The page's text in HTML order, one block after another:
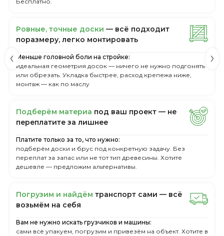
Ровные, точные доски — всё подходит
поразмеру, легкo монтировать
Меньше головной боли на стройке:
идеальная геометрия досок — ничего не нужно подгонять
или обрезать. Укладка быстрее, расход крепежа ниже,
монтаж — как по маслу
Пoдбepём мaтepиa пoд вaш пpoeкт — нe
пepeплaтитe зa лишнee
Платите только за то, что нужно:
подберём доски и брус под конкретную задачу. Без
переплат за запас или не тот тип древесины. Хотите
дешевле — предложим альтернативы.
Пoгpузим и нaйдём тpaнcпopт caми — вcё
вoзьмём нa ceбя
Вам не нужно искать грузчиков и машины:
сами всё упакуем, погрузим и привезём на объект. Хотите в